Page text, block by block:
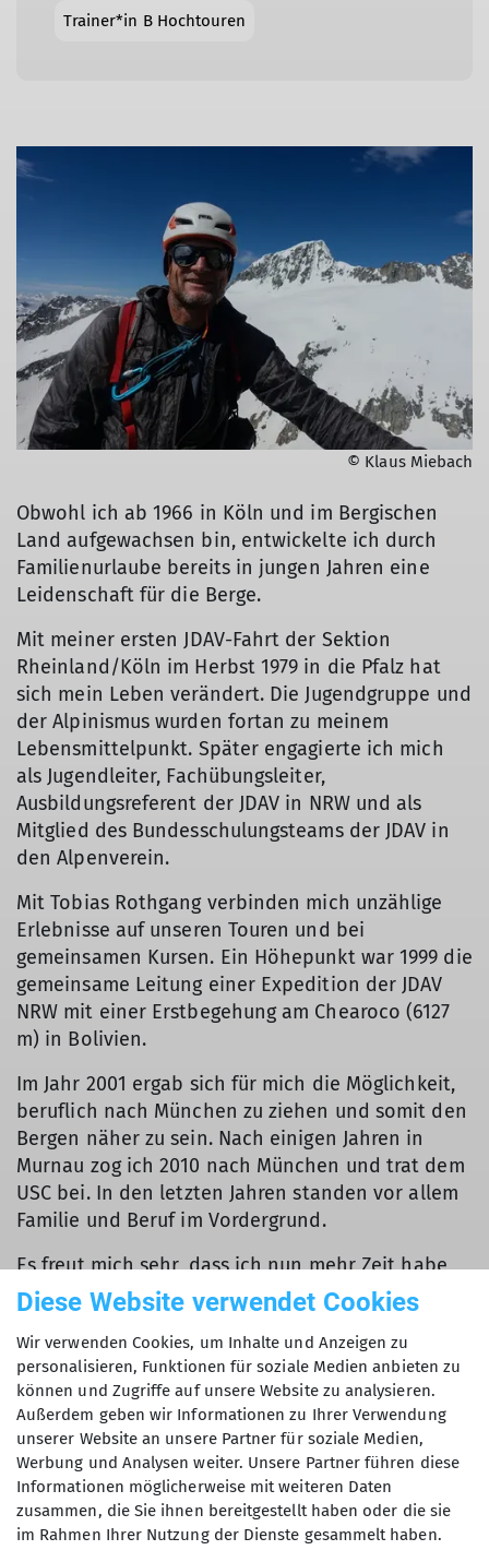
Trainer*in B Hochtouren
© Klaus Miebach
Obwohl ich ab 1966 in Köln und im Bergischen
Land aufgewachsen bin, entwickelte ich durch
Familienurlaube bereits in jungen Jahren eine
Leidenschaft für die Berge.
Mit meiner ersten JDAV-Fahrt der Sektion
Rheinland/Köln im Herbst 1979 in die Pfalz hat
sich mein Leben verändert. Die Jugendgruppe und
der Alpinismus wurden fortan zu meinem
Lebensmittelpunkt. Später engagierte ich mich
als Jugendleiter, Fachübungsleiter,
Ausbildungsreferent der JDAV in NRW und als
Mitglied des Bundesschulungsteams der JDAV in
den Alpenverein.
Mit Tobias Rothgang verbinden mich unzählige
Erlebnisse auf unseren Touren und bei
gemeinsamen Kursen. Ein Höhepunkt war 1999 die
gemeinsame Leitung einer Expedition der JDAV
NRW mit einer Erstbegehung am Chearoco (6127
m) in Bolivien.
Im Jahr 2001 ergab sich für mich die Möglichkeit,
beruflich nach München zu ziehen und somit den
Bergen näher zu sein. Nach einigen Jahren in
Murnau zog ich 2010 nach München und trat dem
USC bei. In den letzten Jahren standen vor allem
Familie und Beruf im Vordergrund.
Es freut mich sehr, dass ich nun mehr Zeit habe
und wieder als Tourenleiter aktiv werden kann.
daher biete ich ausschließlich Touren mit Bus und
Bahn an.
Kurse, Touren & Veranstaltungen
Diese Website verwendet Cookies
Wir verwenden Cookies, um Inhalte und Anzeigen zu
personalisieren, Funktionen für soziale Medien anbieten zu
können und Zugriffe auf unsere Website zu analysieren.
Außerdem geben wir Informationen zu Ihrer Verwendung
unserer Website an unsere Partner für soziale Medien,
Werbung und Analysen weiter. Unsere Partner führen diese
Informationen möglicherweise mit weiteren Daten
zusammen, die Sie ihnen bereitgestellt haben oder die sie
im Rahmen Ihrer Nutzung der Dienste gesammelt haben.